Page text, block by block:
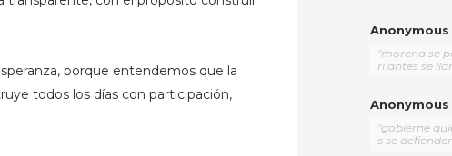
porque entendemos que la
todos los días con participación,
Anonymous
"morena se
ri antes se
Anonymous
"gobierne
s se